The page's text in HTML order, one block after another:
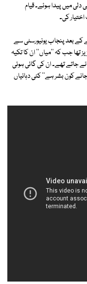
ہے۔ عزیز میاں قوال 17 اپریل 1942 کو نئی دلی میں پیدا ہوئے۔ قیام
کی۔
کے بعد پنجاب یونیورسٹی سے
تھا جب کہ ''میاں'' ان کا تکیہ
جاتے تھے۔ ان کی گائی ہوئی
کون بشر ہے'' کئی دہائیاں